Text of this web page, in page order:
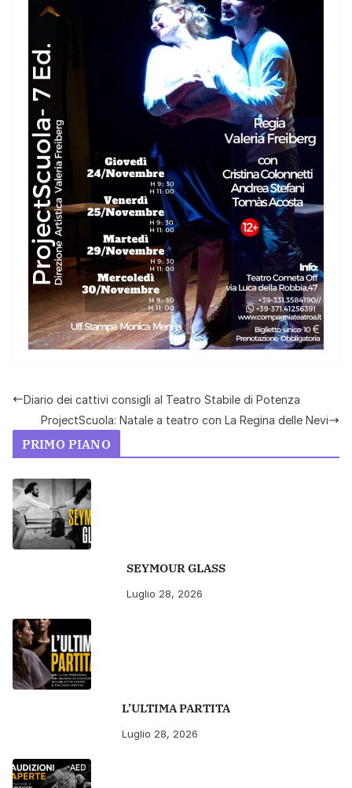
Diario dei cattivi consigli al Teatro Stabile di Potenza
ProjectScuola: Natale a teatro con La Regina delle Nevi
PRIMO PIANO
SEYMOUR GLASS
Luglio 28, 2026
L’ULTIMA PARTITA
Luglio 28, 2026